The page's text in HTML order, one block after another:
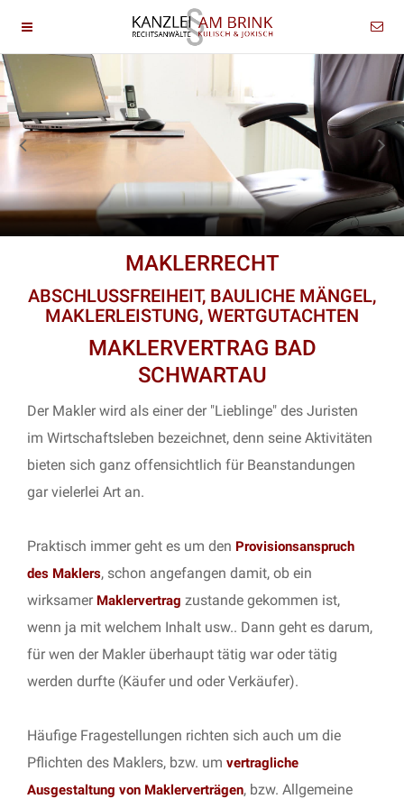
MAKLERRECHT
ABSCHLUSSFREIHEIT, BAULICHE MÄNGEL,
MAKLERLEISTUNG, WERTGUTACHTEN
MAKLERVERTRAG BAD
SCHWARTAU
Der Makler wird als einer der "Lieblinge" des Juristen
im Wirtschaftsleben bezeichnet, denn seine Aktivitäten
bieten sich ganz offensichtlich für Beanstandungen
gar vielerlei Art an.
Praktisch immer geht es um den Provisionsanspruch
des Maklers, schon angefangen damit, ob ein
wirksamer Maklervertrag zustande gekommen ist,
wenn ja mit welchem Inhalt usw.. Dann geht es darum,
für wen der Makler überhaupt tätig war oder tätig
werden durfte (Käufer und oder Verkäufer).
Häufige Fragestellungen richten sich auch um die
Pflichten des Maklers, bzw. um vertragliche
Ausgestaltung von Maklerverträgen, bzw. Allgemeine